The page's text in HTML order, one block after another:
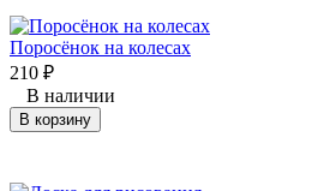
Поросёнок на колесах
210 ₽
В наличии
В корзину